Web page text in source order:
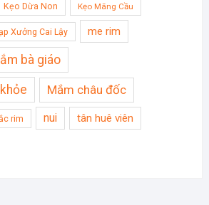
Kẹo Dừa Non Kẹo Mãng Cầu
Xưởng Cai Lậy me rim
bà giáo
Mắm châu đốc
rim nui tân huê viên